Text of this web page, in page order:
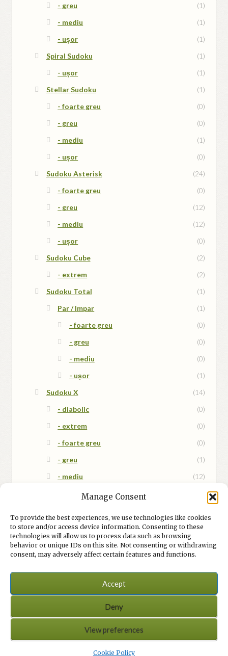
Manage Consent
To provide the best experiences, we use technologies like cookies
to store and/or access device information. Consenting to these
technologies will allow us to process data such as browsing
behavior or unique IDs on this site. Not consenting or withdrawing
consent, may adversely affect certain features and functions.
Accept
Deny
View preferences
Cookie Policy
Site în (re)construcție.
Dismiss
- greu
(1)
- mediu
(1)
- ușor
(1)
Spiral Sudoku
(1)
- ușor
(1)
Stellar Sudoku
(1)
- foarte greu
(0)
- greu
(0)
- mediu
(1)
- ușor
(0)
Sudoku Asterisk
(24)
- foarte greu
(0)
- greu
(12)
- mediu
(12)
- ușor
(0)
Sudoku Cube
(2)
- extrem
(2)
Sudoku Total
(1)
Par / Impar
(1)
- foarte greu
(0)
- greu
(0)
- mediu
(0)
- ușor
(1)
Sudoku X
(14)
- diabolic
(0)
- extrem
(0)
- foarte greu
(0)
- greu
(1)
- mediu
(12)
0